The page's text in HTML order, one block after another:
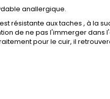
anallergique.
résistante aux taches , à la
de ne pas l'immerger dans
pour le cuir, il